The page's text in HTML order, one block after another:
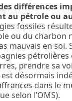
différences
au pétrole ou
fossiles
ou du
mauvais en
prendre sa
désormais
dans le
selon l’OMS).